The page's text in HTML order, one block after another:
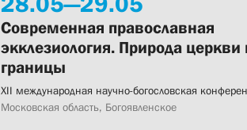
Современная православная
экклезиология. Природа церкви
границы
XII международная научно-богословская
Московская область, Богоявленское